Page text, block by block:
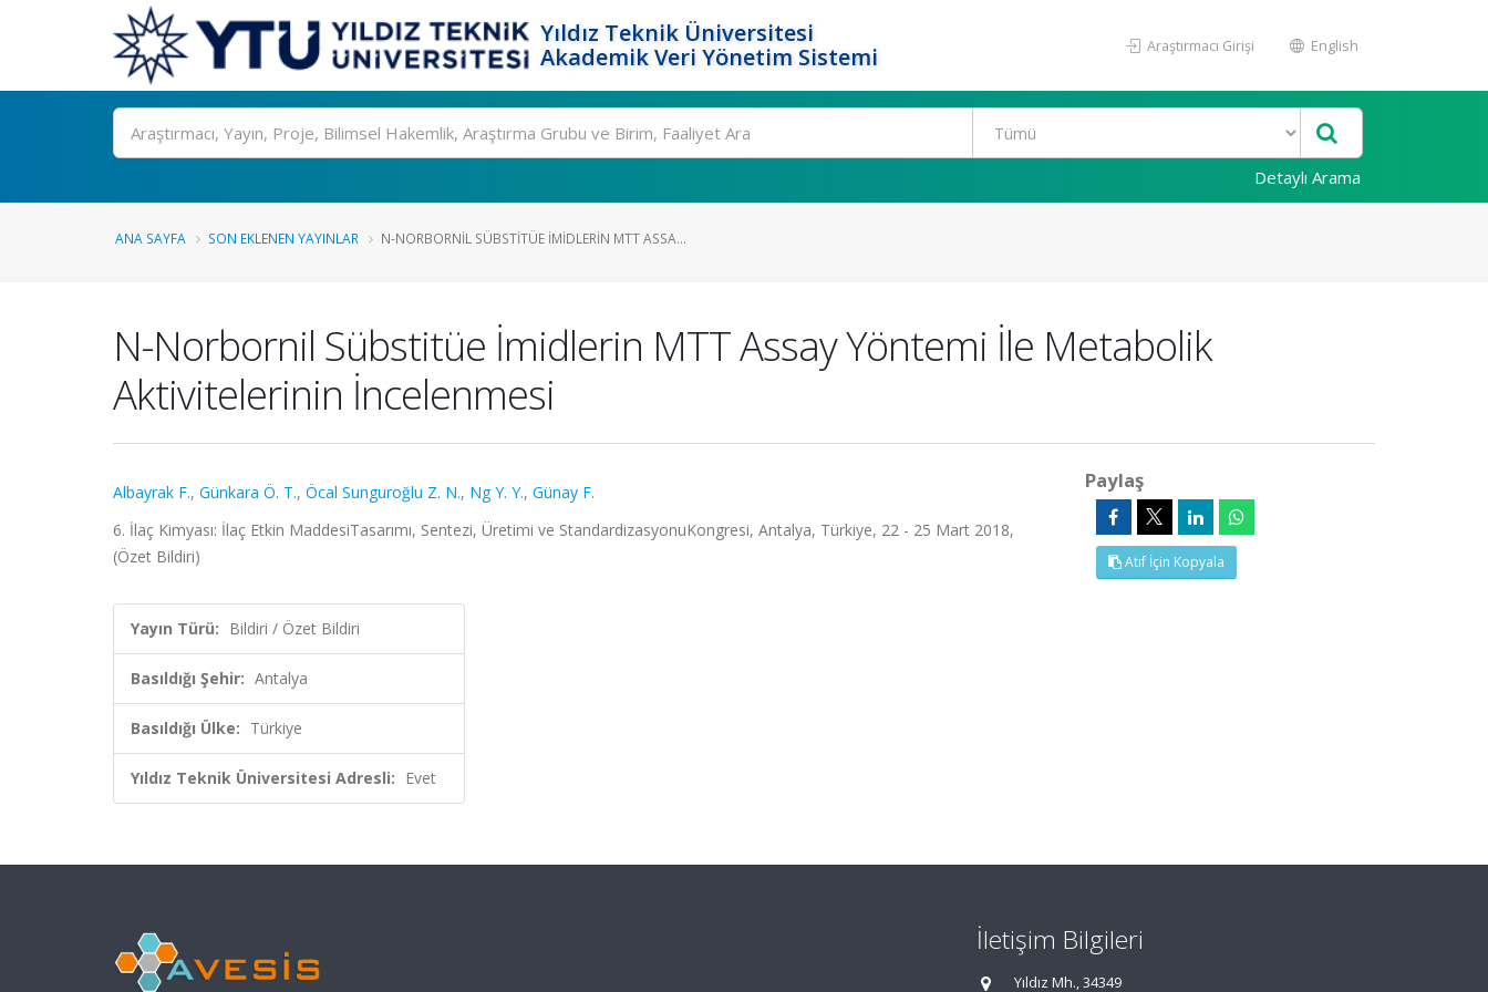
Yıldız Teknik Üniversitesi
Akademik Veri Yönetim Sistemi
Araştırmacı Girişi English
Ara
Detaylı Arama
ANA SAYFA SON EKLENEN YAYINLAR N-NORBORNIL SÜBSTITÜE İMIDLERIN MTT ASSA...
N-Norbornil Sübstitüe İmidlerin MTT Assay Yöntemi İle Metabolik
Aktivitelerinin İncelenmesi
Albayrak F., Günkara Ö. T., Öcal Sunguroğlu Z. N., Ng Y. Y., Günay F.
6. İlaç Kimyası: İlaç Etkin MaddesiTasarımı, Sentezi, Üretimi ve StandardizasyonuKongresi, Antalya, Türkiye, 22 - 25 Mart 2018,
(Özet Bildiri)
Yayın Türü: Bildiri / Özet Bildiri
Basıldığı Şehir: Antalya
Basıldığı Ülke: Türkiye
Yıldız Teknik Üniversitesi Adresli: Evet
Paylaş
Atıf İçin Kopyala
İletişim Bilgileri
Yıldız Mh., 34349